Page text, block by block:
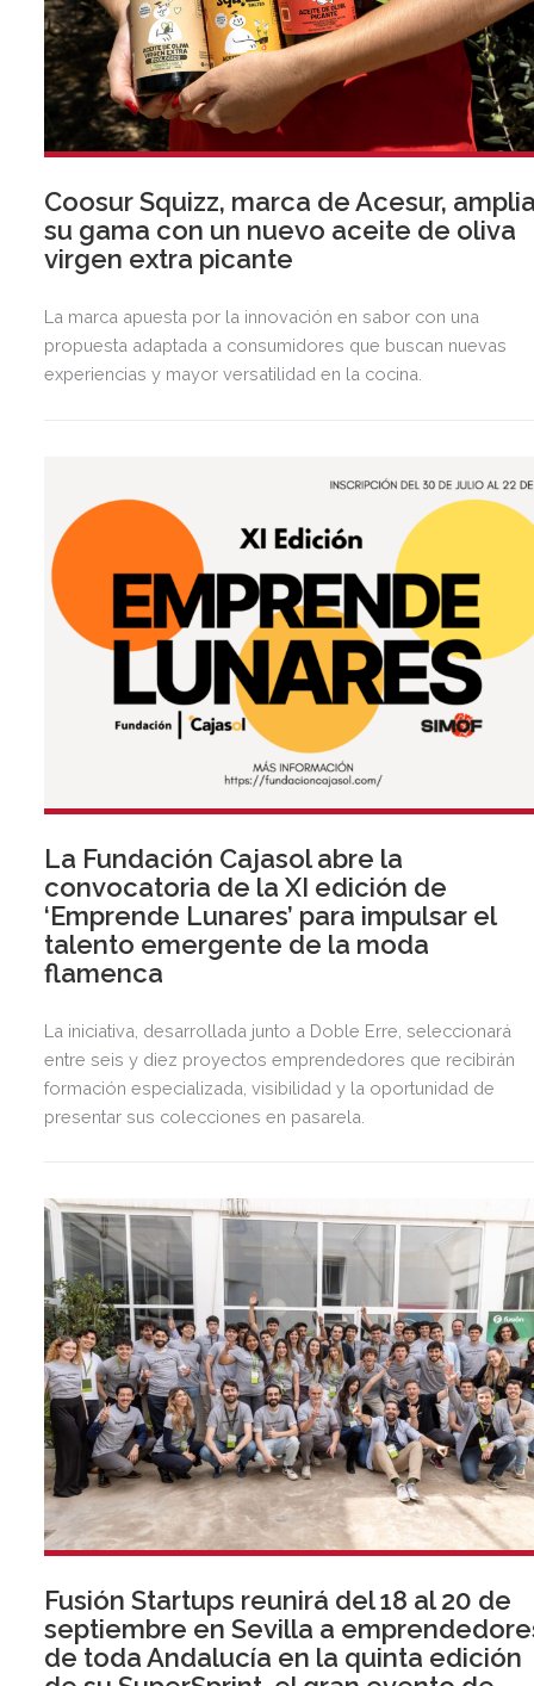
Coosur Squizz, marca de Acesur,
su gama con un nuevo aceite de oliva
virgen extra picante
La marca apuesta por la innovación en sabor con una
propuesta adaptada a consumidores que buscan nuevas
experiencias y mayor versatilidad en la cocina.
La Fundación Cajasol abre la
convocatoria de la XI edición de
‘Emprende Lunares’ para impulsar el
talento emergente de la moda
flamenca
La iniciativa, desarrollada junto a Doble Erre, seleccionará
entre seis y diez proyectos emprendedores que recibirán
formación especializada, visibilidad y la oportunidad de
presentar sus colecciones en pasarela.
Fusión Startups reunirá del 18 al 20 de
septiembre en Sevilla a
de toda Andalucía en la quinta edición